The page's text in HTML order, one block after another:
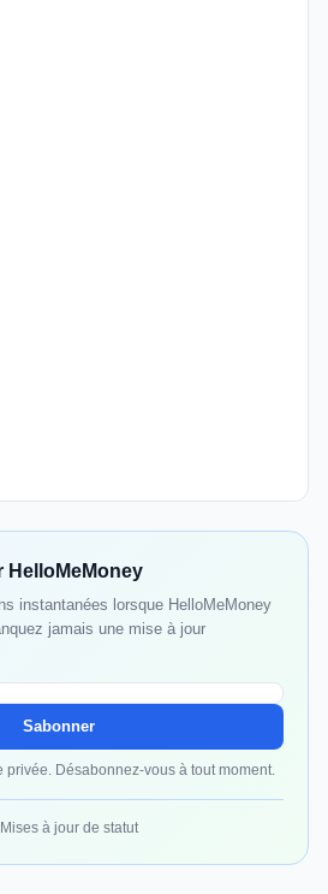
HelloMeMoney
instantanées lorsque HelloMeMoney
jamais une mise à jour
Sabonner
privée. Désabonnez-vous à tout moment.
à jour de statut